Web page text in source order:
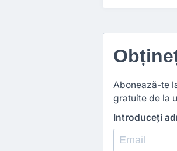
Abonează-te
gratuite de la
Introduceți